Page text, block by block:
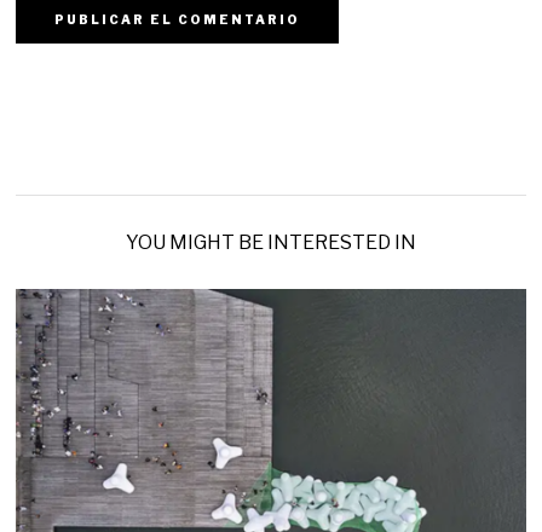
YOU MIGHT BE INTERESTED IN